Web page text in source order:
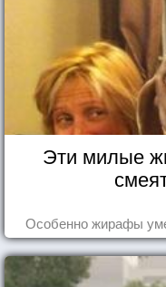
Эти милые
Особенно жирафы